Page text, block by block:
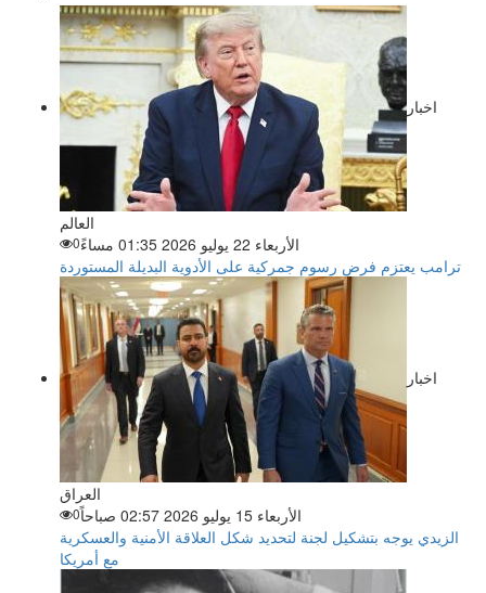
اخبار
العالم
الأربعاء 22 يوليو 2026 01:35 مساءً
0
ترامب يعتزم فرض رسوم جمركية على الأدوية البديلة المستوردة
اخبار
العراق
الأربعاء 15 يوليو 2026 02:57 صباحاً
0
الزيدي يوجه بتشكيل لجنة لتحديد شكل العلاقة الأمنية والعسكرية
مع أمريكا